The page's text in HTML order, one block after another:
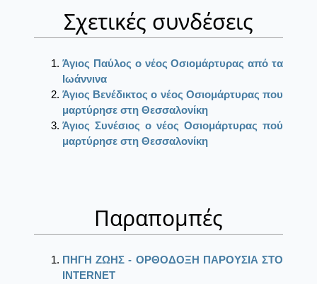
Σχετικές συνδέσεις
Άγιος Παύλος ο νέος Οσιομάρτυρας από τα
Ιωάννινα
Άγιος Βενέδικτος ο νέος Οσιομάρτυρας που
μαρτύρησε στη Θεσσαλονίκη
Άγιος Συνέσιος ο νέος Οσιομάρτυρας πού
μαρτύρησε στη Θεσσαλονίκη
Παραπομπές
ΠΗΓΗ ΖΩΗΣ - ΟΡΘΟΔΟΞΗ ΠΑΡΟΥΣΙΑ ΣΤΟ
ΙΝΤΕRΝΕΤ